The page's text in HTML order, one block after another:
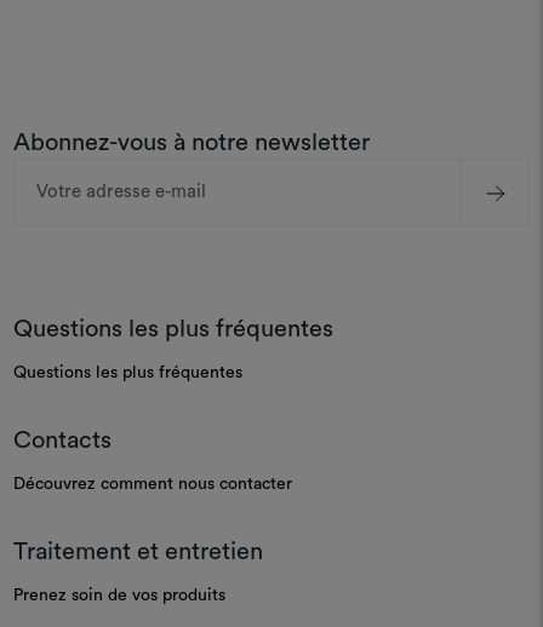
Abonnez-vous à notre newsletter
Questions les plus fréquentes
Questions les plus fréquentes
Contacts
Découvrez comment nous contacter
Traitement et entretien
Prenez soin de vos produits